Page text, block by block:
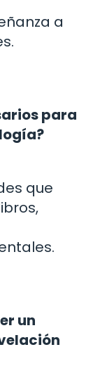
a
para
que
un